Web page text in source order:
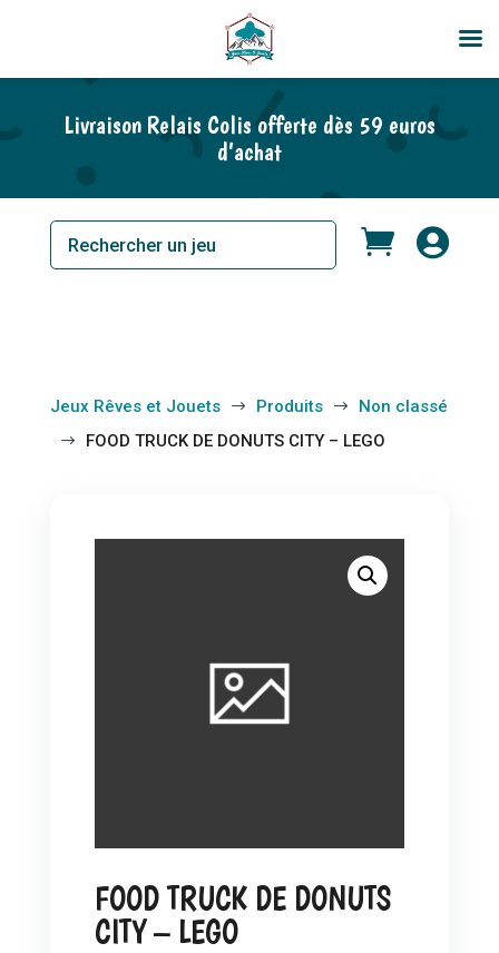
Livraison Relais Colis offerte dès 59 euros
d’achat
 
Jeux Rêves et Jouets $ Produits $ Non classé
$ FOOD TRUCK DE DONUTS CITY – LEGO
FOOD TRUCK DE DONUTS
CITY – LEGO